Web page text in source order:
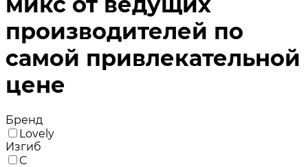
производителей по
самой привлекательной
цене
Бренд
Lovely
Изгиб
C